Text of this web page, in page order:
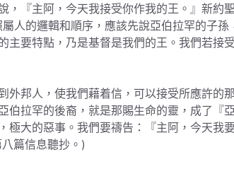
『主阿，今天我接受你作我的王。』新約
人的邏輯和順序，應該先說亞伯拉罕的子孫
要特點，乃是基督是我們的王。我們若接
邦人，使我們藉着信，可以接受所應許的
伯拉罕的後裔，就是那賜生命的靈，成了『
大的惡事。我們要禱告：『主阿，今天我
篇信息聽抄。)